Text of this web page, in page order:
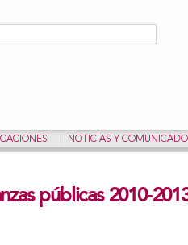
contenido
búsqueda
NOTICIAS Y
públicas 2010-